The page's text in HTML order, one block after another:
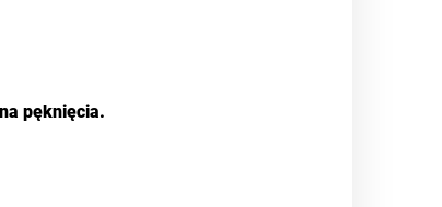
pęknięcia.